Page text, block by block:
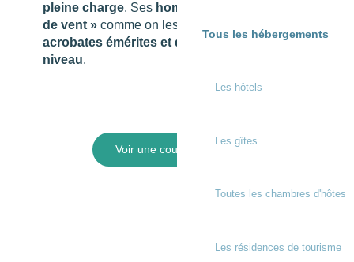
Tous les hébergements
Les hôtels
Les gîtes
Toutes les chambres d'hôtes
Les résidences de tourisme
pleine charge. Ses hommes « aux semelles
de vent » comme on les appelle sont des
acrobates émérites et des sportifs de haut
niveau.
Voir une course landaise